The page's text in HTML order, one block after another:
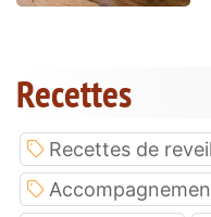
Recettes
Recettes de